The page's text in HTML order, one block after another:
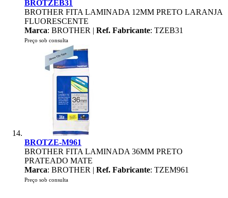
BROTZEB31
BROTHER FITA LAMINADA 12MM PRETO LARANJA
FLUORESCENTE
Marca: BROTHER | Ref. Fabricante: TZEB31
Preço sob consulta
BROTZE-M961
BROTHER FITA LAMINADA 36MM PRETO
PRATEADO MATE
Marca: BROTHER | Ref. Fabricante: TZEM961
Preço sob consulta